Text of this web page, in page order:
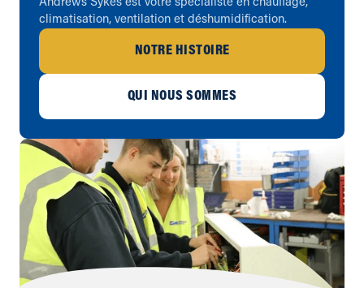
Andrews Sykes est votre spécialiste en chauffage,
climatisation, ventilation et déshumidification.
NOTRE HISTOIRE
QUI NOUS SOMMES